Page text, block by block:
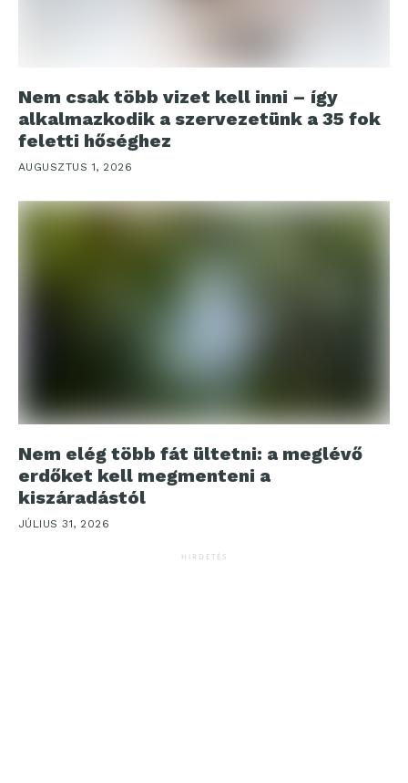
Nem csak több vizet kell inni – így
alkalmazkodik a szervezetünk a 35 fok
feletti hőséghez
AUGUSZTUS 1, 2026
Nem elég több fát ültetni: a meglévő
erdőket kell megmenteni a
kiszáradástól
JÚLIUS 31, 2026
HIRDETÉS